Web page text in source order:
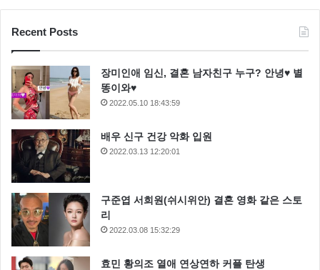
Recent Posts
장미인애 임신, 결혼 남자친구 누구? 안녕♥ 별
똥이와♥
2022.05.10 18:43:59
배우 신구 건강 악화 입원
2022.03.13 12:20:01
구준엽 서희원(쉬시위안) 결혼 영화 같은 스토
리
2022.03.08 15:32:29
효민 황의조 열애 연상연하 커플 탄생